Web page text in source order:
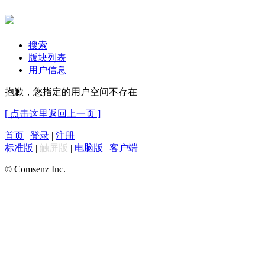
搜索
版块列表
用户信息
抱歉，您指定的用户空间不存在
[ 点击这里返回上一页 ]
首页 | 登录 | 注册
标准版 | 触屏版 | 电脑版 | 客户端
© Comsenz Inc.